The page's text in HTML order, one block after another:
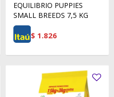
EQUILIBRIO PUPPIES
SMALL BREEDS 7,5 KG
$ 1.826